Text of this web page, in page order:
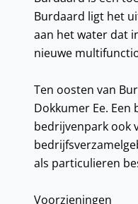
Burdaard ligt het
aan het water dat
nieuwe
Ten oosten van
Dokkumer Ee.
bedrijvenpark ook
als particulieren
Voorzieningen